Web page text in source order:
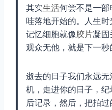
其实生活何尝不是一
哇落地开始的。人生时
记忆细胞就像胶片凝固
观众无他，就是下一秒
逝去的日子我们永远
机，走进你的日子，
后记录，然后，把拍